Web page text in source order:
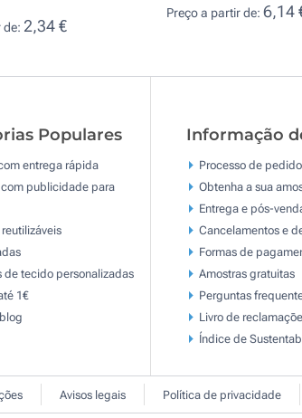
de: 2,34 €
Preço a partir de: 6,14
Populares
entrega rápida
com publicidade para
de tecido personalizadas
1€
Informação
Processo de pedido
Obtenha a sua
Entrega e pós-
Cancelamentos e
Formas de
Amostras gratuitas
Perguntas
Livro de
Índice de
Avisos legais Política de privacidade